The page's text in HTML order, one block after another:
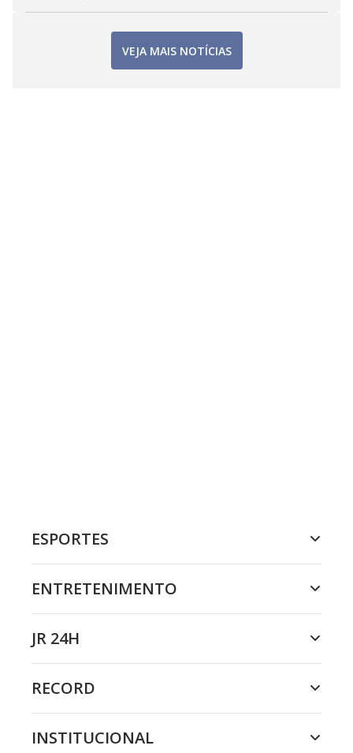
VEJA MAIS NOTÍCIAS
ESPORTES
ENTRETENIMENTO
JR 24H
RECORD
INSTITUCIONAL